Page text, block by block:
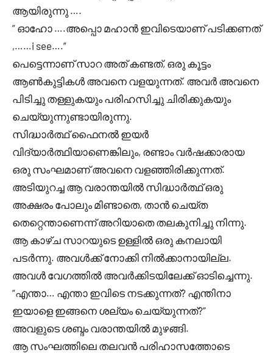
ആയിരുന്നു ….
” ഓഹോ ….അപ്പൊ മഹാൻ ഇവിടെയാണ് പടിക്കണത്
,……i see….”
പെട്ടെന്നാണ് സാറ അത് കണ്ടത്, ഒരു കൂട്ടം
ആൺകുട്ടികൾ അവനെ വളയുന്നത്. അവർ അവനെ
പിടിച്ചു തള്ളുകയും പരിഹസിച്ചു ചിരിക്കുകയും
ചെയ്യുന്നുണ്ടായിരുന്നു.
സിദ്ധാർത്ഥ് ഫൈനൽ ഇയർ
വിദ്യാർത്ഥിയാണെങ്കിലും, രണ്ടാം വർഷക്കാരായ
ഒരു സംഘമാണ് അവനെ വളഞ്ഞിരിക്കുന്നത്.
അടിയുറച്ച ആ വരാന്തയിൽ സിദ്ധാർത്ഥ് ഒരു
അക്ഷരം പോലും മിണ്ടാതെ, താൻ ചെയ്ത
തെറ്റെന്താണെന്ന് അറിയാതെ തലകുനിച്ചു നിന്നു.
ആ കാഴ്ച സാറയുടെ ഉള്ളിൽ ഒരു കനലായി
പടർന്നു. അവൾക്ക് നോക്കി നിൽക്കാനായില്ല.
അവൾ വേഗത്തിൽ അവർക്കിടയിലേക്ക് ഓടിച്ചെന്നു.
“എന്താ… എന്താ ഇവിടെ നടക്കുന്നത്? എന്തിനാ
ഇയാളെ ഇങ്ങനെ ശല്യം ചെയ്യുന്നത്?”
അവളുടെ ശബ്ദം വരാന്തയിൽ മുഴങ്ങി.
ആ സംഘത്തിലെ തലവൻ പരിഹാസത്തോടെ